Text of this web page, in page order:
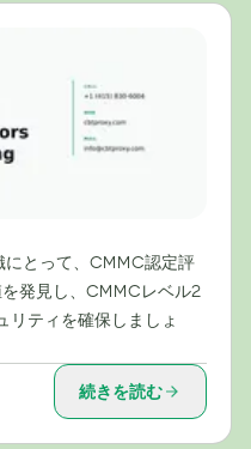
にとって、CMMC認定評
発見し、CMMCレベル2
リティを確保しましょ
続きを読む